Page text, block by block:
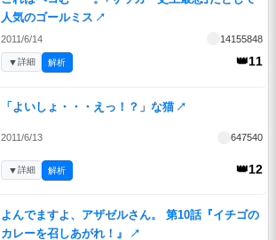
人気のゴールミス ↗
2011/6/14 14155848
👑11
▼詳細 解析
「よいしょ・・・えっ！？」な猫 ↗
2011/6/13 647540
👑12
▼詳細 解析
よんでますよ、アザゼルさん。 第10話『イチゴの
カレーを召しあがれ！』
↗